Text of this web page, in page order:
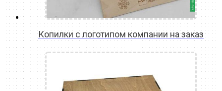
Копилки с логотипом компании на заказ
READ MORE